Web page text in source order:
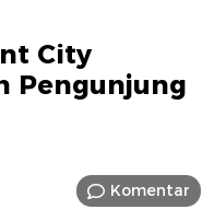
City
Pengunjung
Komentar